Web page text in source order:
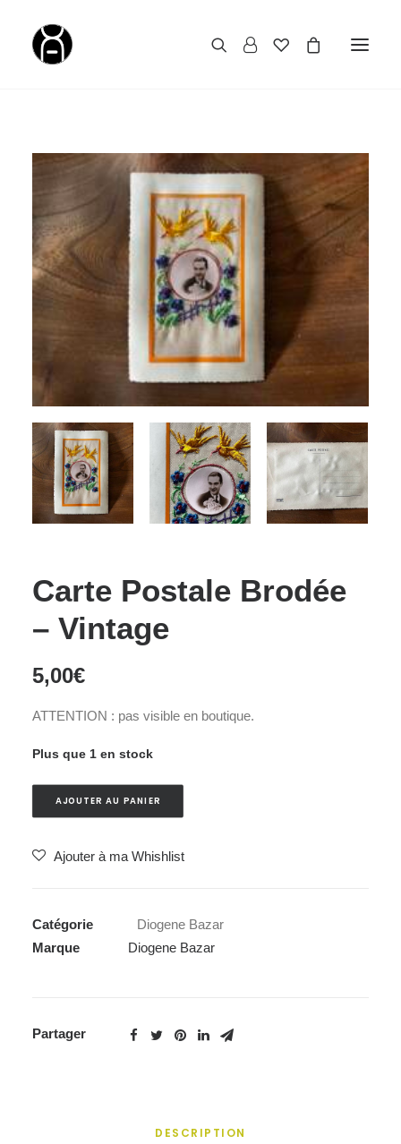
Carte Postale Brodée
– Vintage
5,00€
ATTENTION : pas visible en boutique.
Plus que 1 en stock
AJOUTER AU PANIER
Ajouter à ma Whishlist
Catégorie
Diogene Bazar
Marque
Diogene Bazar
Partager
DESCRIPTION